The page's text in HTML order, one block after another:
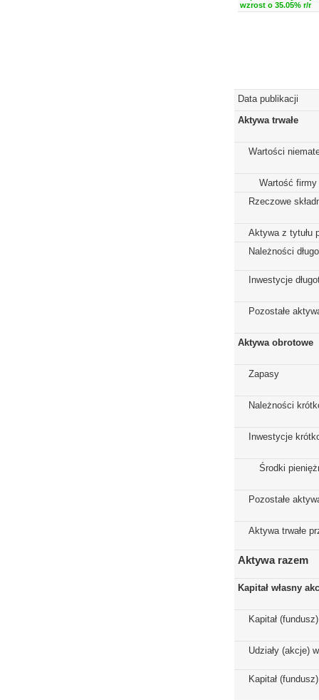
wzrost o 35.05% r/r
Data publikacji
Aktywa trwałe
Wartości
Wartość firmy
Rzeczowe
Aktywa z tytułu
Należności
Inwestycje
Pozostałe
Aktywa obrotowe
Zapasy
Należności
Inwestycje
Środki
Pozostałe
Aktywa trwałe
Aktywa razem
Kapitał własny
Kapitał
Udziały (akcje)
Kapitał